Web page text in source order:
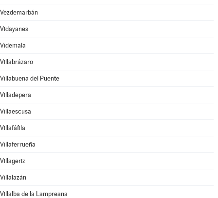
Vezdemarbán
Vidayanes
Videmala
Villabrázaro
Villabuena del Puente
Villadepera
Villaescusa
Villafáfila
Villaferrueña
Villageriz
Villalazán
Villalba de la Lampreana